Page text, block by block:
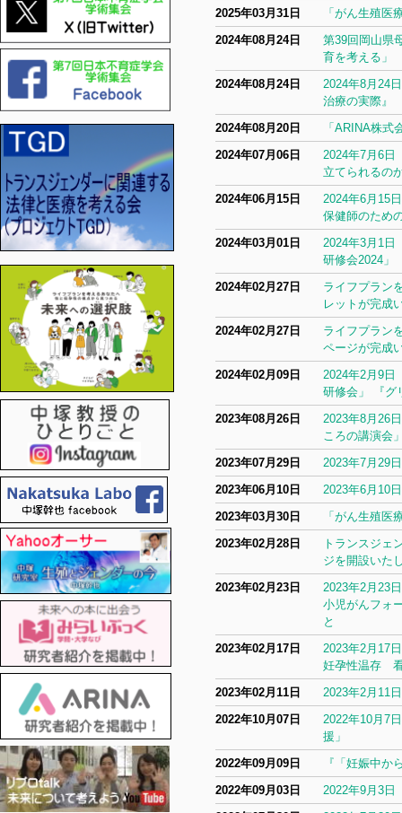
2025年03月31日
「がん生殖
2024年08月24日
第39回岡山県
育を考える」
2024年08月24日
2024年8月24
治療の実際』
2024年08月20日
「ARINA株
2024年07月06日
2024年7月6日
立てられるの
2024年06月15日
2024年6月15
保健師のため
2024年03月01日
2024年3月1日
研修会2024」
2024年02月27日
ライフプラン
レットが完成
2024年02月27日
ライフプラン
ページが完成
2024年02月09日
2024年2月9日
研修会」 『
2023年08月26日
2023年8月26
ころの講演会
2023年07月29日
2023年7月29
2023年06月10日
2023年6月10
2023年03月30日
「がん生殖
2023年02月28日
トランスジェ
ジを開設いた
2023年02月23日
2023年2月23
小児がんフォ
と
2023年02月17日
2023年2月17
妊孕性温存
2023年02月11日
2023年2月11
2022年10月07日
2022年10月7
援」
2022年09月09日
『「妊娠中か
2022年09月03日
2022年9月3日